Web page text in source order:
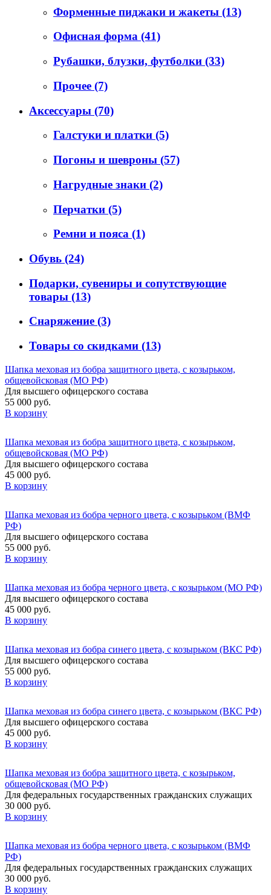
Форменные пиджаки и жакеты (13)
Офисная форма (41)
Рубашки, блузки, футболки (33)
Прочее (7)
Аксессуары (70)
Галстуки и платки (5)
Погоны и шевроны (57)
Нагрудные знаки (2)
Перчатки (5)
Ремни и пояса (1)
Обувь (24)
Подарки, сувениры и сопутствующие
товары (13)
Снаряжение (3)
Товары со скидками (13)
Шапка меховая из бобра защитного цвета, с козырьком,
общевойсковая (МО РФ)
Для высшего офицерского состава
55 000 руб.
В корзину
Шапка меховая из бобра защитного цвета, с козырьком,
общевойсковая (МО РФ)
Для высшего офицерского состава
45 000 руб.
В корзину
Шапка меховая из бобра черного цвета, с козырьком (ВМФ
РФ)
Для высшего офицерского состава
55 000 руб.
В корзину
Шапка меховая из бобра черного цвета, с козырьком (МО РФ)
Для высшего офицерского состава
45 000 руб.
В корзину
Шапка меховая из бобра синего цвета, с козырьком (ВКС РФ)
Для высшего офицерского состава
55 000 руб.
В корзину
Шапка меховая из бобра синего цвета, с козырьком (ВКС РФ)
Для высшего офицерского состава
45 000 руб.
В корзину
Шапка меховая из бобра защитного цвета, с козырьком,
общевойсковая (МО РФ)
Для федеральных государственных гражданских служащих
30 000 руб.
В корзину
Шапка меховая из бобра черного цвета, с козырьком (ВМФ
РФ)
Для федеральных государственных гражданских служащих
30 000 руб.
В корзину